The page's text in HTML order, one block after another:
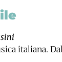
italiana.